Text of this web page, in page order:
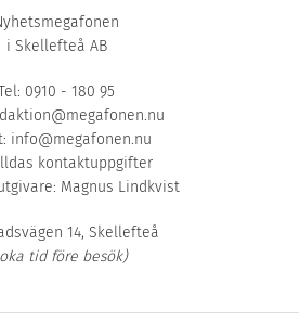
i Skellefteå AB
0910 - 180 95
info@megafonen.nu
kontaktuppgifter
Magnus Lindkvist
14, Skellefteå
tid före besök)